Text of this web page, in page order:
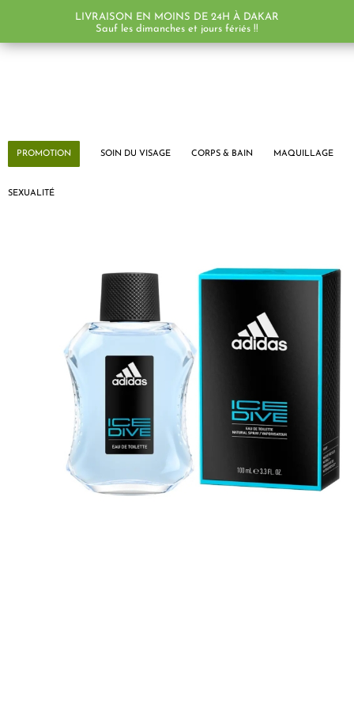
PROMOTION SOIN DU VISAGE CORPS & BAIN MAQUILLAGE
SEXUALITÉ
LIVRAISON EN MOINS DE 24H À DAKAR
Sauf les dimanches et jours fériés !!